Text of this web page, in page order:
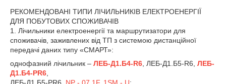
РЕКОМЕНДОВАНІ ТИПИ ЛІЧИЛЬНИКІВ ЕЛЕКТРОЕНЕРГІЇ
ДЛЯ ПОБУТОВИХ СПОЖИВАЧІВ
1. Лічильники електроенергії та маршрутизатори для
споживачів, заживлених від ТП з системою дистанційної
передачі даних типу «СМАРТ»:
однофазний лічильник – ЛЕБ-Д1.Б4-R6 , ЛЕБ-Д1.Б5-R6, ЛЕБ-
Д1.Б4-РR6